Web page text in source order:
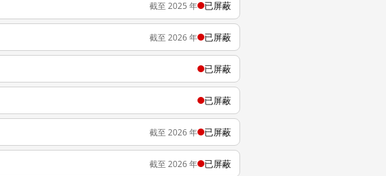
截至 2025 年 已屏蔽
截至 2026 年 已屏蔽
已屏蔽
已屏蔽
截至 2026 年 已屏蔽
截至 2026 年 已屏蔽